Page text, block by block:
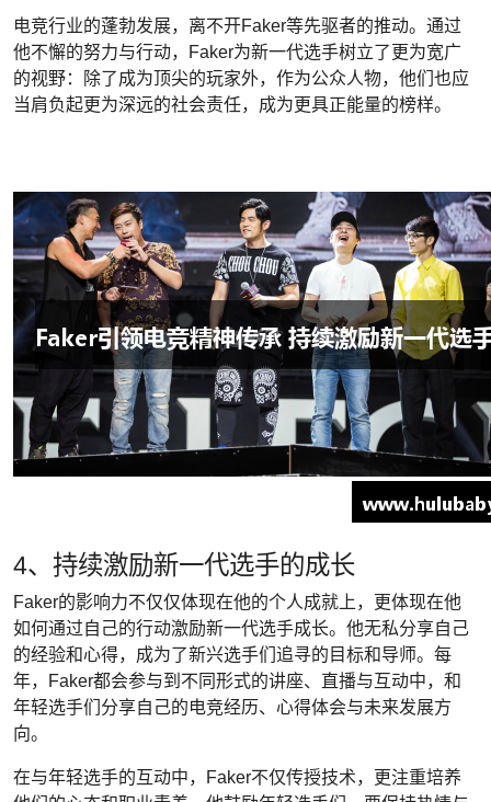
电竞行业的蓬勃发展，离不开Faker等先驱者的推动。通过
他不懈的努力与行动，Faker为新一代选手树立了更为宽广
的视野：除了成为顶尖的玩家外，作为公众人物，他们也应
当肩负起更为深远的社会责任，成为更具正能量的榜样。
4、持续激励新一代选手的成长
Faker的影响力不仅仅体现在他的个人成就上，更体现在他
如何通过自己的行动激励新一代选手成长。他无私分享自己
的经验和心得，成为了新兴选手们追寻的目标和导师。每
年，Faker都会参与到不同形式的讲座、直播与互动中，和
年轻选手们分享自己的电竞经历、心得体会与未来发展方
向。
在与年轻选手的互动中，Faker不仅传授技术，更注重培养